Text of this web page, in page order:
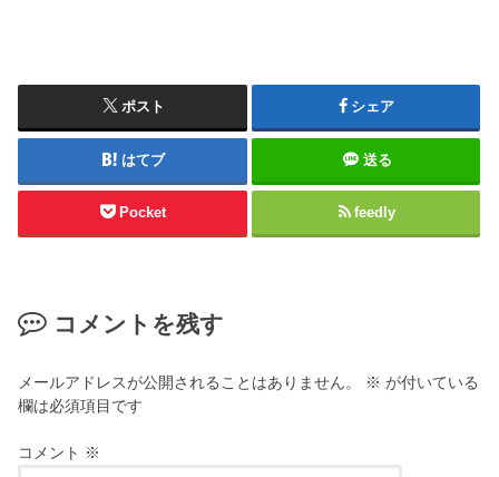
ポスト シェア
はてブ 送る
Pocket feedly
コメントを残す
メールアドレスが公開されることはありません。 ※ が付いている
欄は必須項目です
コメント ※